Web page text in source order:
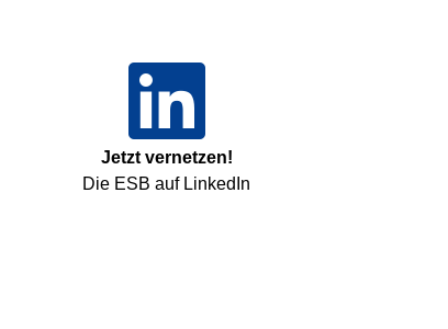
Jetzt vernetzen!
Die ESB auf LinkedIn